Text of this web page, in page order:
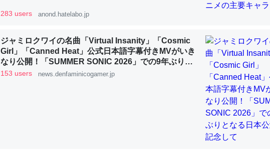
これを元に考えるとカルシウムを大量に使う脊椎動物と貝類は苦労してるんだな…
─ニュース :: 【研究発表】昆虫学の大問題＝「昆虫はなぜ海にいないのか」に関する新仮説
283 users anond.hatelabo.jp
ジャミロクワイの名曲「Virtual Insanity」「Cosmic
Girl」「Canned Heat」公式日本語字幕付きMVがいき
なり公開！「SUMMER SONIC 2026」での9年ぶりと
なる日本公演を記念して
153 users news.denfaminicogamer.jp